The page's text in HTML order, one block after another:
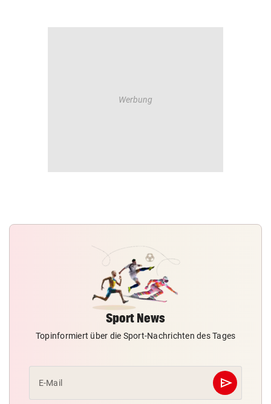
Sport News
Topinformiert über die Sport-Nachrichten des Tages
E-Mail send
Abschicken